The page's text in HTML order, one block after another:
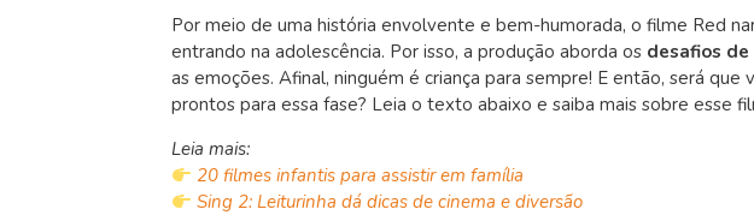
Por meio de uma história envolvente e bem-humorada, o filme Red
entrando na adolescência. Por isso, a produção aborda os desafios de
as emoções. Afinal, ninguém é criança para sempre! E então, será que
prontos para essa fase? Leia o texto abaixo e saiba mais sobre esse
Leia mais:
20 filmes infantis para assistir em família
Sing 2: Leiturinha dá dicas de cinema e diversão